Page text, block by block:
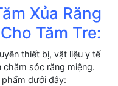
Xủa Răng
Tăm Tre:
thiết bị, vật liệu y tế
sóc răng miệng.
dưới đây: